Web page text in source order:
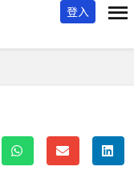
登入